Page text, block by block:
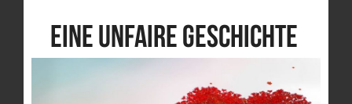
Eine unfaire Geschichte